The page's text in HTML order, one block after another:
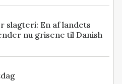
slagteri: En af landets
nu grisene til Danish